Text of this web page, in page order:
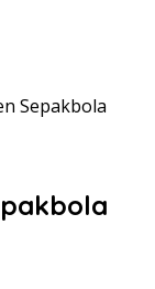
Sepakbola